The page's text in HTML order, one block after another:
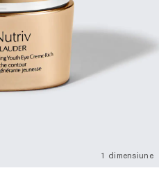
1 dimensiune